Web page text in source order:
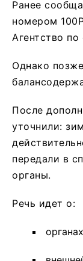
Ранее
номером
Агентство
Однако
После
уточнили:
передали в
органы.
Речь идет о: